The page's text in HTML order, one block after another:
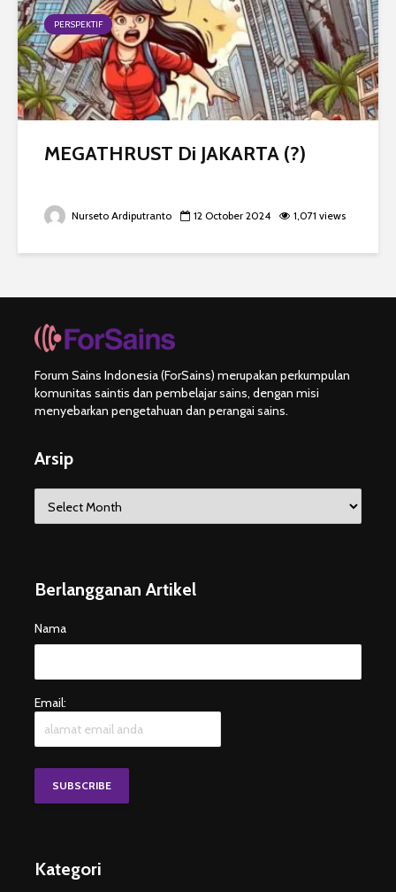
PERSPEKTIF
MEGATHRUST Di JAKARTA (?)
Nurseto Ardiputranto 12 October 2024 1,071 views
Forum Sains Indonesia (ForSains) merupakan perkumpulan
komunitas saintis dan pembelajar sains, dengan misi
menyebarkan pengetahuan dan perangai sains.
Arsip
Berlangganan Artikel
Nama
Email:
Kategori